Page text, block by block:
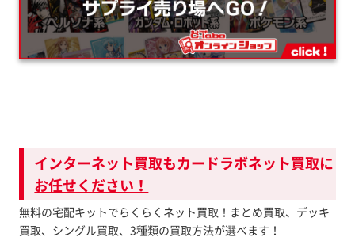
インターネット買取もカードラボネット買取に
お任せください！
無料の宅配キットでらくらくネット買取！まとめ買取、デッキ
買取、シングル買取、3種類の買取方法が選べます！